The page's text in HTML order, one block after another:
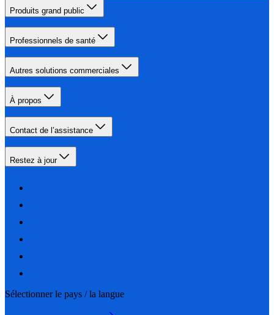
Produits grand public
Professionnels de santé
Autres solutions commerciales
À propos
Contact de l’assistance
Restez à jour
Sélectionner le pays / la langue